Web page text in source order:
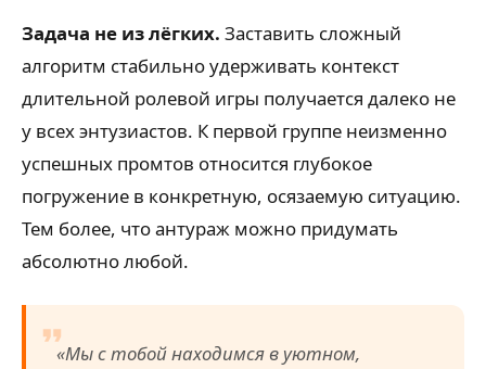
Задача не из лёгких. Заставить сложный
алгоритм стабильно удерживать контекст
длительной ролевой игры получается далеко не
у всех энтузиастов. К первой группе неизменно
успешных промтов относится глубокое
погружение в конкретную, осязаемую ситуацию.
Тем более, что антураж можно придумать
абсолютно любой.
«Мы с тобой находимся в уютном,